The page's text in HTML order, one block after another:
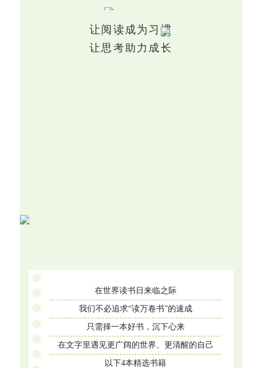
让阅读成为习惯
让思考助力成长
在世界读书日来临之际
我们不必追求“读万卷书”的速成
只需择一本好书，沉下心来
在文字里遇见更广阔的世界、更清醒的自己
以下4本精选书籍